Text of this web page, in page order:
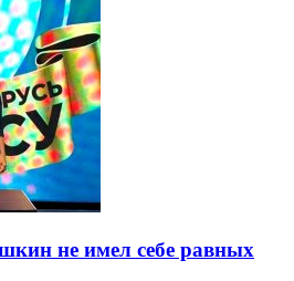
не имел себе равных